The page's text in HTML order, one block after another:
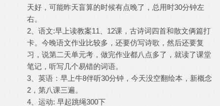
天好，可能昨天盲算的时候有点晚了，总用时30分钟左
右。
2、语文:早上读教案11、12课，古诗词四首和散文俩篇打
卡。今晚语文作业比较多，还要仿写诗歌，然后还要复
习，说第二天单元考，做完作业都八点多了，就读了课堂
笔记，听写几个易错的词语。
3、英语：早上牛8伴听30分钟，今天没空翻绘本，新概念
2，第八课三遍。
4、运动: 早起跳绳300下